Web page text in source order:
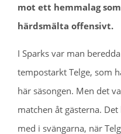
mot ett hemmalag
härdsmälta offensivt.
I Sparks var man
tempostarkt Telge, som
här säsongen. Men det
matchen åt gästerna.
med i svängarna, när